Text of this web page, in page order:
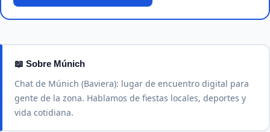
📖 Sobre Múnich
Chat de Múnich (Baviera): lugar de encuentro digital para
gente de la zona. Hablamos de fiestas locales, deportes y
vida cotidiana.